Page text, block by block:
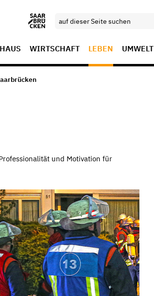
WIRTSCHAFT LEBEN UMWELT
und Motivation für